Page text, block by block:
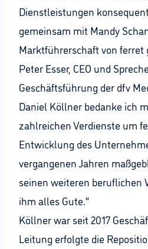
Dienstleistungen
gemeinsam mit Mandy
Marktführerschaft von ferret
Peter Esser, CEO und
Geschäftsführung der dfv
Daniel Köllner bedanke ich
zahlreichen Verdienste um
Entwicklung des
vergangenen Jahren
seinen weiteren beruflichen
ihm alles Gute.“
Köllner war seit 2017
Leitung erfolgte die